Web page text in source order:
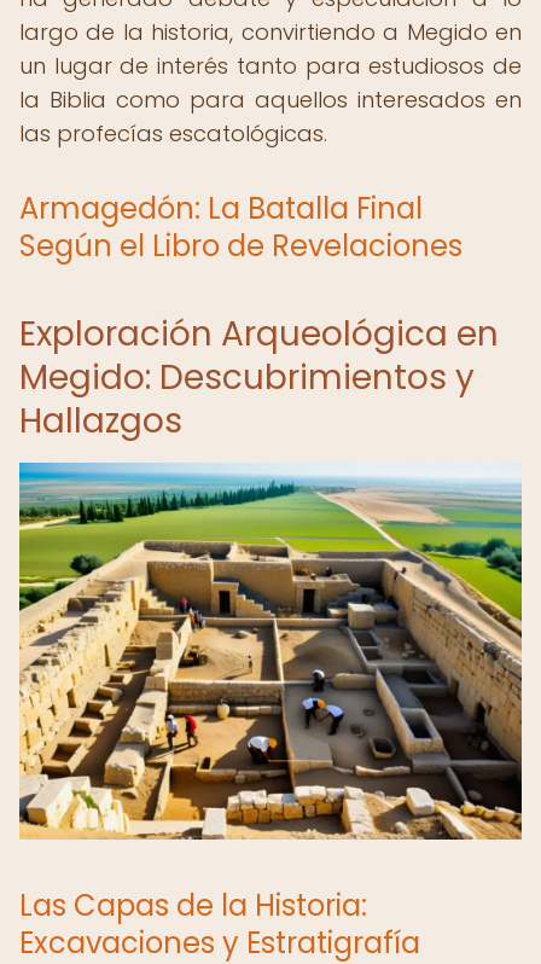
largo de la historia, convirtiendo a Megido en
un lugar de interés tanto para estudiosos de
la Biblia como para aquellos interesados en
las profecías escatológicas.
Armagedón: La Batalla Final
Según el Libro de Revelaciones
Exploración Arqueológica en
Megido: Descubrimientos y
Hallazgos
Las Capas de la Historia:
Excavaciones y Estratigrafía